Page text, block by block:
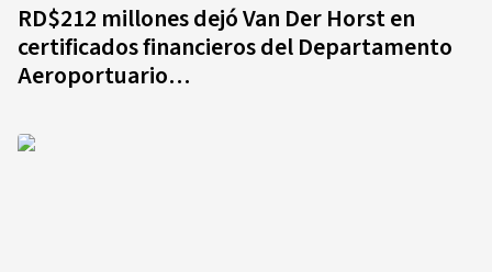
RD$212 millones dejó Van Der Horst en
certificados financieros del Departamento
Aeroportuario…